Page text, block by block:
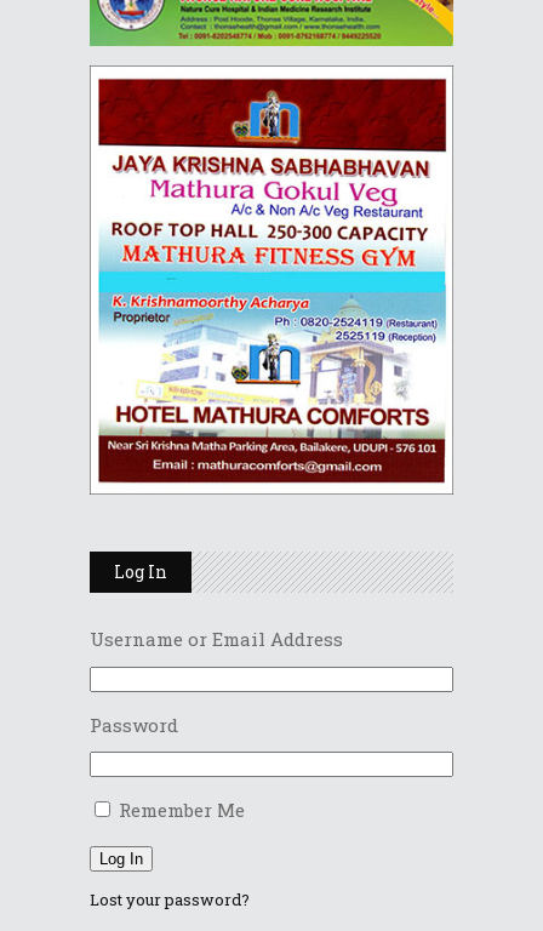
Log In
Username or Email Address
Password
Remember Me
Log In
Lost your password?